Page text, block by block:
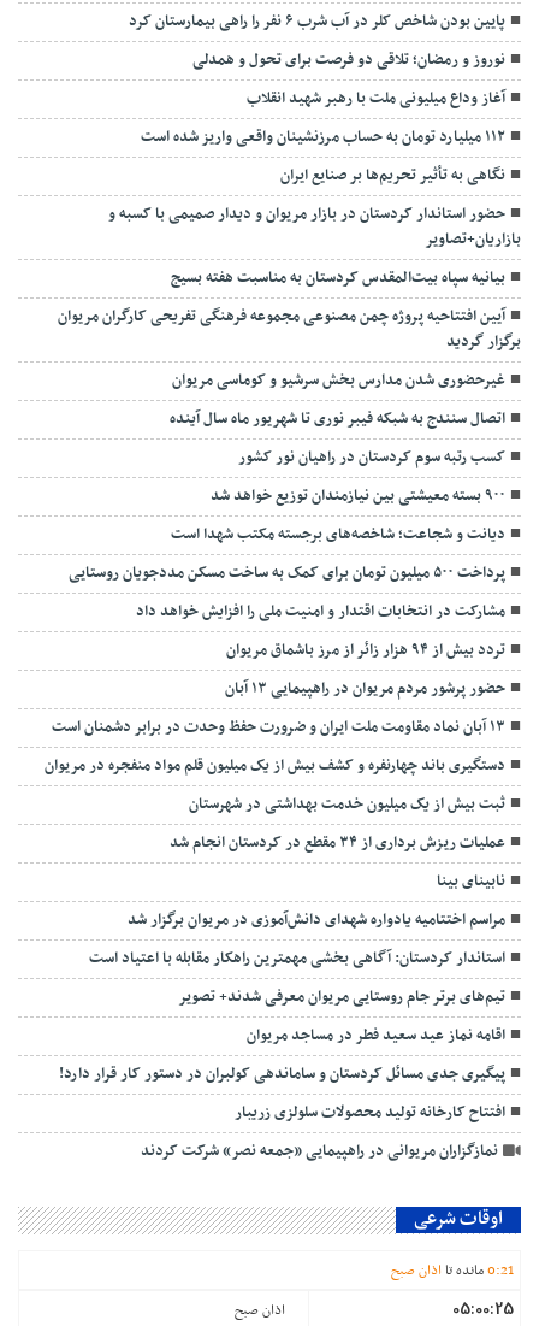
پایین بودن شاخص کلر در آب شرب ۶ نفر را راهی بیمارستان کرد
نوروز و رمضان؛ تلاقی دو فرصت برای تحول و همدلی
آغاز وداع میلیونی ملت با رهبر شهید انقلاب
۱۱۲ میلیارد تومان به حساب مرزنشینان واقعی واریز شده است
نگاهی به تأثیر تحریم‌ها بر صنایع ایران
حضور استاندار کردستان در بازار مریوان و دیدار صمیمی با کسبه و
بازاریان+تصاویر
بیانیه سپاه بیت‌المقدس کردستان به مناسبت هفته بسیج
آیین افتتاحیه پروژه چمن مصنوعی مجموعه فرهنگی تفریحی کارگران مریوان
برگزار گردید
غیرحضوری شدن مدارس بخش سرشیو و کوماسی مریوان
اتصال سنندج به شبکه فیبر نوری تا شهریور ماه سال آینده
کسب رتبه سوم کردستان در راهیان نور کشور
۹۰۰ بسته معیشتی بین نیازمندان توزیع خواهد شد
دیانت و شجاعت؛ شاخصه‌های برجسته مکتب شهدا است
پرداخت ۵۰۰ میلیون تومان برای کمک به ساخت مسکن مددجویان روستایی
مشارکت در انتخابات اقتدار و امنیت ملی را افزایش خواهد داد
تردد بیش از ۹۴ هزار زائر از مرز باشماق مریوان
حضور پرشور مردم مریوان در راهپیمایی ۱۳ آبان
۱۳ آبان نماد مقاومت ملت ایران و ضرورت حفظ وحدت در برابر دشمنان است
دستگیری باند چهارنفره و کشف بیش از یک میلیون قلم مواد منفجره در مریوان
ثبت بیش از یک میلیون خدمت بهداشتی در شهرستان
عملیات ریزش برداری از ۳۴ مقطع در کردستان انجام شد
نابینای بینا
مراسم اختتاميه یادواره شهدای دانش‌آموزی در مریوان برگزار شد
استاندار کردستان: آگاهی بخشی مهمترین راهکار مقابله با اعتیاد است
تیم‌های برتر جام روستایی مریوان معرفی شدند+ تصویر
اقامه نماز عید سعید فطر در مساجد مریوان
پیگیری جدی مسائل کردستان و ساماندهی کولبران در دستور کار قرار دارد!
افتتاح کارخانه تولید محصولات سلولزی زریبار
نمازگزاران مریوانی در راهپیمایی «جمعه نصر» شرکت کردند
اوقات شرعی
0:21 مانده تا اذان صبح
05:00:25 اذان صبح